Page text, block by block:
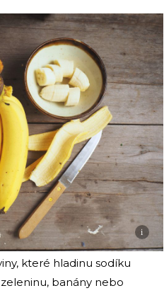
i
které hladinu sodíku
banány nebo